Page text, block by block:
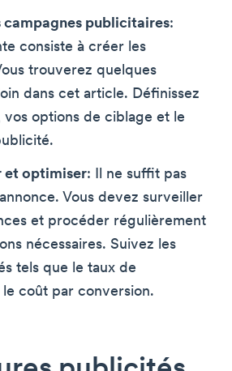
campagnes publicitaires:
consiste à créer les
trouverez quelques
dans cet article. Définissez
options de ciblage et le
et optimiser: Il ne suffit pas
Vous devez surveiller
et procéder régulièrement
nécessaires. Suivez les
tels que le taux de
coût par conversion.